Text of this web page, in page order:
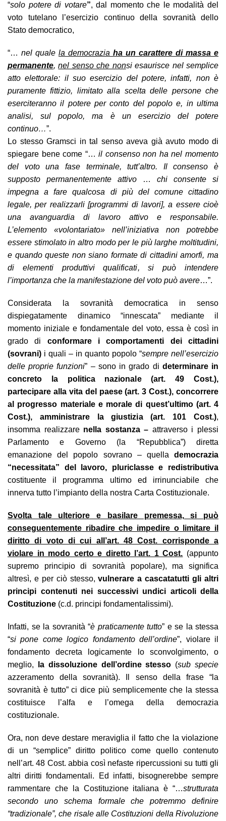
“solo potere di votare”, dal momento che le modalità del
voto tutelano l’esercizio continuo della sovranità dello
Stato democratico,
“… nel quale la democrazia ha un carattere di massa e
permanente,nel senso che nonsi esaurisce nel semplice
atto elettorale: il suo esercizio del potere, infatti, non è
puramente fittizio, limitato alla scelta delle persone che
eserciteranno il potere per conto del popolo e, in ultima
analisi, sul popolo, ma è un esercizio del potere
continuo…”.
Lo stesso Gramsci in tal senso aveva già avuto modo di
spiegare bene come “… il consenso non ha nel momento
del voto una fase terminale, tutt’altro. Il consenso è
supposto permanentemente attivo
… chi consente si
impegna a fare qualcosa di più del comune cittadino
legale, per realizzarli [programmi di lavori], a essere cioè
una avanguardia di lavoro attivo e responsabile.
L’elemento «volontariato» nell’iniziativa non potrebbe
essere stimolato in altro modo per le più larghe moltitudini,
e quando queste non siano formate di cittadini amorfi, ma
di elementi produttivi qualificati, si può intendere
l’importanza che la manifestazione del voto può avere…”.
Considerata la sovranità democratica in senso
dispiegatamente dinamico “innescata” mediante il
momento iniziale e fondamentale del voto, essa è così in
grado di conformare i comportamenti dei cittadini
(sovrani) i quali – in quanto popolo “sempre nell’esercizio
delle proprie funzioni” – sono in grado di determinare in
concreto la politica nazionale (art. 49 Cost.),
partecipare alla vita del paese (art. 3 Cost.), concorrere
al progresso materiale e morale di quest’ultimo (art. 4
Cost.), amministrare la giustizia (art. 101 Cost.),
insomma realizzare nella sostanza – attraverso i plessi
Parlamento e Governo (la “Repubblica”) diretta
emanazione del popolo sovrano – quella democrazia
“necessitata” del lavoro, pluriclasse e redistributiva
costituente il programma ultimo ed irrinunciabile che
innerva tutto l’impianto della nostra Carta Costituzionale.
Svolta tale ulteriore e basilare premessa, si può
conseguentemente ribadire che impedire o limitare il
diritto di voto di cui all’art. 48 Cost. corrisponde a
violare in modo certo e diretto l’art. 1 Cost. (appunto
supremo principio di sovranità popolare), ma significa
altresì, e per ciò stesso,vulnerare a cascatatutti gli altri
principi contenuti nei successivi undici articoli della
Costituzione (c.d. principi fondamentalissimi).
Infatti, se la sovranità “è praticamente tutto” e se la stessa
“si pone come logico fondamento dell’ordine”, violare il
fondamento decreta logicamente lo sconvolgimento, o
meglio,
la dissoluzione dell’ordine stesso (sub specie
azzeramento della sovranità). Il senso della frase “la
sovranità è tutto” ci dice più semplicemente che la stessa
costituisce l’alfa e l’omega della democrazia
costituzionale.
Ora, non deve destare meraviglia il fatto che la violazione
di un “semplice” diritto politico come quello contenuto
nell’art. 48 Cost. abbia così nefaste ripercussioni su tutti gli
altri diritti fondamentali. Ed infatti, bisognerebbe sempre
rammentare che la Costituzione italiana è “…strutturata
secondo uno schema formale che potremmo definire
“tradizionale”, che risale alle Costituzioni della Rivoluzione